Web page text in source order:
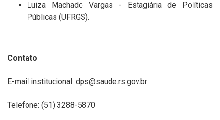
Luiza Machado Vargas - Estagiária de Políticas
Públicas (UFRGS).
Contato
E-mail institucional: dps@saude.rs.gov.br
Telefone: (51) 3288-5870